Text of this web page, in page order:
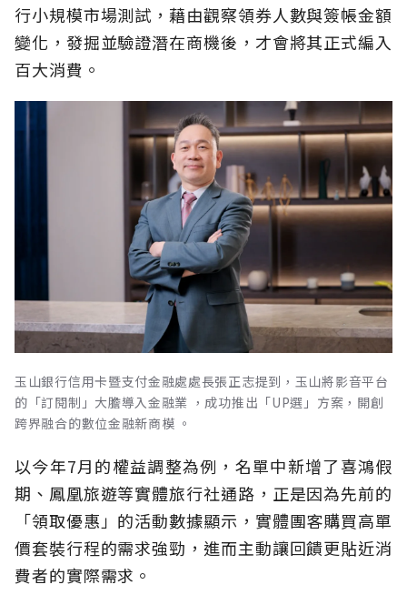
行小規模市場測試，藉由觀察領券人數與簽帳金額
變化，發掘並驗證潛在商機後，才會將其正式編入
百大消費。
玉山銀行信用卡暨支付金融處處長張正志提到，玉山將影音平台
的「訂閱制」大膽導入金融業 ，成功推出「UP選」方案，開創
跨界融合的數位金融新商模 。
以今年7月的權益調整為例，名單中新增了喜鴻假
期、鳳凰旅遊等實體旅行社通路，正是因為先前的
「領取優惠」的活動數據顯示，實體團客購買高單
價套裝行程的需求強勁，進而主動讓回饋更貼近消
費者的實際需求。